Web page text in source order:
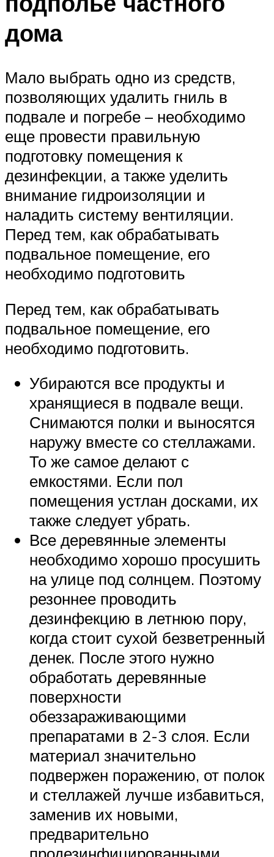
дома
Мало выбрать одно из средств,
позволяющих удалить гниль в
подвале и погребе – необходимо
еще провести правильную
подготовку помещения к
дезинфекции, а также уделить
внимание гидроизоляции и
наладить систему вентиляции.
Перед тем, как обрабатывать
подвальное помещение, его
необходимо подготовить
Перед тем, как обрабатывать
подвальное помещение, его
необходимо подготовить.
Убираются все продукты и
хранящиеся в подвале вещи.
Снимаются полки и выносятся
наружу вместе со стеллажами.
То же самое делают с
емкостями. Если пол
помещения устлан досками, их
также следует убрать.
Все деревянные элементы
необходимо хорошо просушить
на улице под солнцем. Поэтому
резоннее проводить
дезинфекцию в летнюю пору,
когда стоит сухой безветренный
денек. После этого нужно
обработать деревянные
поверхности
обеззараживающими
препаратами в 2-3 слоя. Если
материал значительно
подвержен поражению, от полок
и стеллажей лучше избавиться,
заменив их новыми,
предварительно